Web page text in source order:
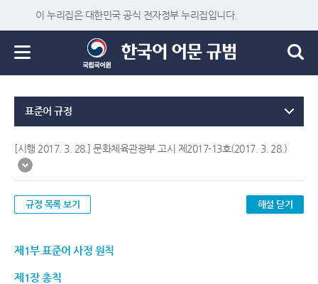
이 누리집은 대한민국 공식 전자정부 누리집입니다.
표준어 규정
[시행 2017. 3. 28.] 문화체육관광부 고시 제2017-13호(2017. 3. 28.)
규정 목록 보기 해설 닫기
제1부 표준어 사정 원칙
제1장 총칙